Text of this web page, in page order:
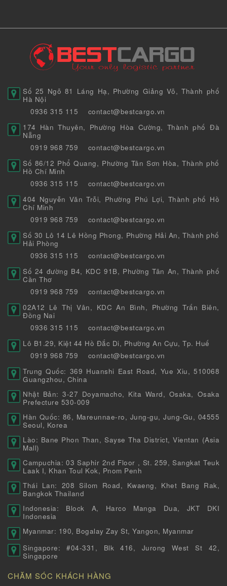
Số 25 Ngõ 81 Láng Hạ, Phường Giảng Võ, Thành phố
Hà Nội
0936 315 115
contact@bestcargo.vn
174 Hàn Thuyên, Phường Hòa Cường, Thành phố Đà
Nẵng
0919 968 759
contact@bestcargo.vn
Số 86/12 Phổ Quang, Phường Tân Sơn Hòa, Thành phố
Hồ Chí Minh
0936 315 115
contact@bestcargo.vn
404 Nguyễn Văn Trỗi, Phường Phú Lợi, Thành phố Hồ
Chí Minh
0919 968 759
contact@bestcargo.vn
Số 30 Lô 14 Lê Hồng Phong, Phường Hải An, Thành phố
Hải Phòng
0936 315 115
contact@bestcargo.vn
Số 24 đường B4, KDC 91B, Phường Tân An, Thành phố
Cần Thơ
0919 968 759
contact@bestcargo.vn
02A12 Lê Thị Vân, KDC An Bình, Phường Trấn Biên,
Đồng Nai
0936 315 115
contact@bestcargo.vn
Lô B1.29, Kiệt 44 Hồ Đắc Di, Phường An Cựu, Tp. Huế
0919 968 759
contact@bestcargo.vn
Trung Quốc: 369 Huanshi East Road, Yue Xiu, 510068
Guangzhou, China
Nhật Bản: 3-27 Doyamacho, Kita Ward, Osaka, Osaka
Prefecture 530-009
Hàn Quốc: 86, Mareunnae-ro, Jung-gu, Jung-Gu, 04555
Seoul, Korea
Lào: Bane Phon Than, Sayse Tha District, Vientan (Asia
Mall)
Campuchia: 03 Saphir 2nd Floor , St. 259, Sangkat Teuk
Laak I, Khan Toul Kok, Pnom Penh
Thái Lan: 208 Silom Road, Kwaeng, Khet Bang Rak,
Bangkok Thailand
Indonesia: Block A, Harco Manga Dua, JKT DKI
Indonesia
Myanmar: 190, Bogalay Zay St, Yangon, Myanmar
Singapore: #04-331, Blk 416, Jurong West St 42,
Singapore
CHĂM SÓC KHÁCH HÀNG